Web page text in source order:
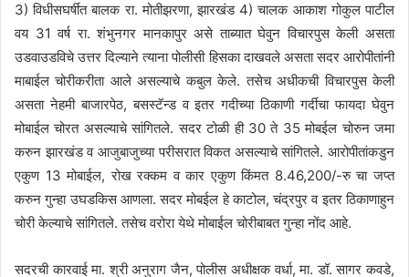
3) विधीसघर्षीत बालक रा. मोतीझरणा, झारखंड 4) चालक आकाश गोकुल पाटील
वय 31 वर्ष रा. शंभुनगर मानकापुर असे ताब्यात घेवुन विचारपुस केली असता
उडवाउडविचे उत्तर दिल्याने त्याना पोलीसी हिसका दाखवले असता सदर आरोपीतांनी
माबाईल चोरीकरीता आले असल्याचे कबुल केले. तसेच अधीकची विचारपुस केली
असता नेहमी बाजारपेठ, बसस्टॅन्ड व इतर गदीच्या ठिकाणी गर्दीचा फायदा घेवुन
मोबाईल चोरत असल्याचे सांगितले. सदर टोळी ही 30 ते 35 मोबईल चोरुन जमा
करुन झारखंड व आजुबाजुच्या परीसरात विकत असल्याचे सांगितले. आरोपीतांकडुन
एकुण 13 मोबाईल, रोख रक्कम व कार एकुण किंमत 8.46,200/-रु चा जप्त
करुन गुन्हा उघडकिस आणला. सदर मोबईल हे काटोल, चंद्रपुर व इतर ठिकाणाहुन
चोरी केल्याचे सांगितले. तसेच वरोरा येथे मोबाईल चोरीबाबत गुन्हा नोंद आहे.
सदरची कारवाई मा. श्री अनुराग जैन, पोलीस अधीक्षक वर्धा, मा. डॉ. सागर कवडे,